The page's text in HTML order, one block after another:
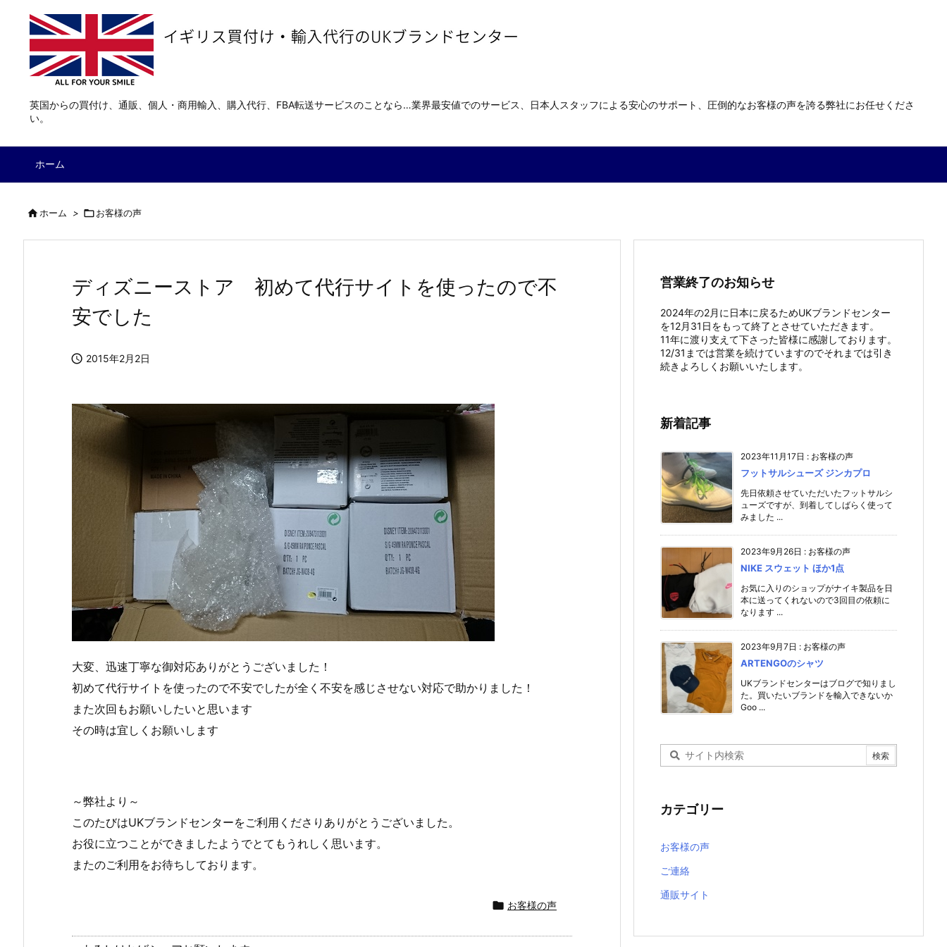
英国からの買付け、通販、個人・商用輸入、購入代行、FBA転送サービスのことなら…業界最安値でのサービス、日本人スタッフによる安心のサポート、圧倒的なお客様の声を誇る弊社にお任せくださ
い。
ホーム
ホーム > お客様の声
ディズニーストア 初めて代行サイトを使ったので不
安でした
 2015年2月2日
大変、迅速丁寧な御対応ありがとうございました！
初めて代行サイトを使ったので不安でしたが全く不安を感じさせない対応で助かりました！
また次回もお願いしたいと思います
その時は宜しくお願いします
～弊社より～
このたびはUKブランドセンターをご利用くださりありがとうございました。
お役に立つことができましたようでとてもうれしく思います。
またのご利用をお待ちしております。
 お客様の声
営業終了のお知らせ
2024年の2月に日本に戻るためUKブランドセンター
を12月31日をもって終了とさせていただきます。
11年に渡り支えて下さった皆様に感謝しております。
12/31までは営業を続けていますのでそれまでは引き
続きよろしくお願いいたします。
新着記事
2023年11月17日 : お客様の声
フットサルシューズ ジンカプロ
先日依頼させていただいたフットサルシ
ューズですが、到着してしばらく使って
みました ...
2023年9月26日 : お客様の声
NIKE スウェット ほか1点
お気に入りのショップがナイキ製品を日
本に送ってくれないので3回目の依頼に
なります ...
2023年9月7日 : お客様の声
ARTENGOのシャツ
UKブランドセンターはブログで知りまし
た。買いたいブランドを輸入できないか
Goo ...
カテゴリー
お客様の声
ご連絡
通販サイト